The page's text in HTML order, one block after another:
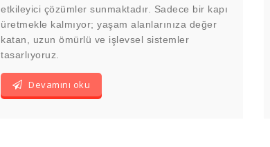
etkileyici çözümler sunmaktadır. Sadece bir kapı
üretmekle kalmıyor; yaşam alanlarınıza değer
katan, uzun ömürlü ve işlevsel sistemler
tasarlıyoruz.
Devamını oku